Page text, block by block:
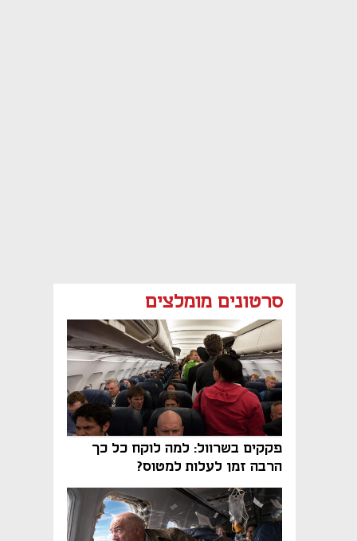
סרטונים מומלצים
פקקים בשרוול: למה לוקח כל כך
הרבה זמן לעלות למטוס?